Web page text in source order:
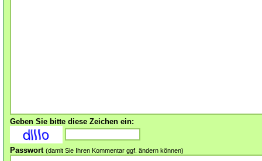
Geben Sie bitte diese Zeichen ein:
Passwort (damit Sie Ihren Kommentar ggf. ändern können)